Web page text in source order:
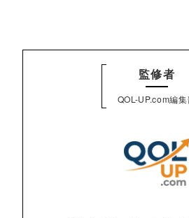
監修者
QOL-UP.com編